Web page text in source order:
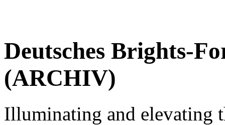
Deutsches Brights-
(ARCHIV)
Illuminating and elevating